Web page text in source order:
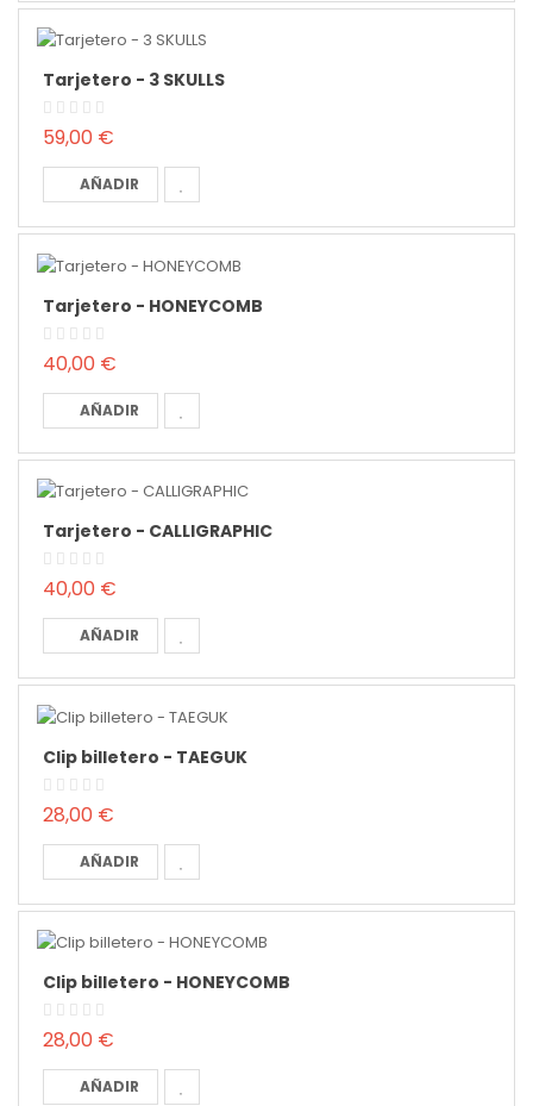
Tarjetero - 3 SKULLS
59,00 €
AÑADIR
Tarjetero - HONEYCOMB
40,00 €
AÑADIR
Tarjetero - CALLIGRAPHIC
40,00 €
AÑADIR
Clip billetero - TAEGUK
28,00 €
AÑADIR
Clip billetero - HONEYCOMB
28,00 €
AÑADIR